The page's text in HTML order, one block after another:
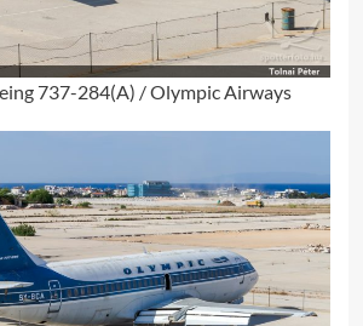
737-284(A) / Olympic Airways